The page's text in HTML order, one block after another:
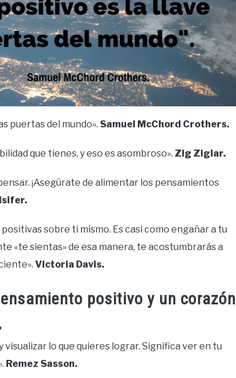
puertas del mundo». Samuel McChord Crothers.
que tienes, y eso es asombroso». Zig Ziglar.
¡Asegúrate de alimentar los pensamientos
sobre ti mismo. Es casi como engañar a tu
«te sientas» de esa manera, te acostumbrarás a
Victoria Davis.
positivo y un corazón
lo que quieres lograr. Significa ver en tu
Remez Sasson.